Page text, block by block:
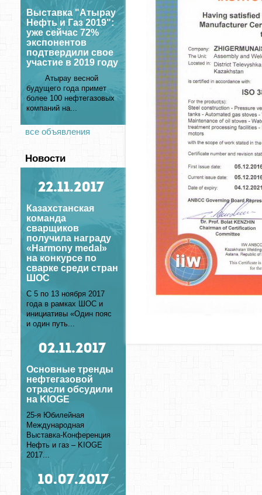
Выставка "Атырау
Нефть и Газ 2019":
уже сейчас 72%
экспонентов
подтвердили свое
участие в 2019 году
Атырау весной
будущего года примет
более 100 нефтегазовых
компаний на...
все объявления
Новости
22.11.2017
Казахстанская
команда
сварщиков
получила награду
«Harmony medal»
на конкурсе по
сварке среди стран
ШОС
С 5 по 13 ноября 2017
года в рамках ШОС и
инициативы «Один пояс
и один путь...
02.11.2017
Основные тренды
нефтегазовой
отрасли обсудили
на KIOGE
25-я Юбилейная
Международная
Выставка-Конференция
Нефть и газ – KIOGE
2017...
10.07.2017